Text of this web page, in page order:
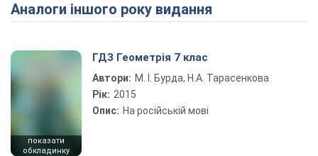
Play Video
Аналоги іншого року видання
показати
обкладинку
ГДЗ Геометрія 7 клас
Автори: М. І. Бурда, Н.А. Тарасенкова
Рік: 2015
Опис: На російській мові